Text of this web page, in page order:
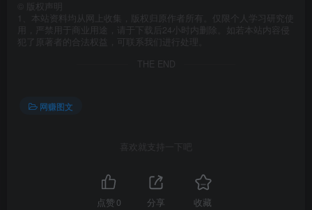
版权声明
1、本站资料均从网上收集，版权归原作者所有。仅限个人学习研究使
用，严禁用于商业用途，请于下载后24小时内删除。如若本站内容侵
犯了原著者的合法权益，可联系我们进行处理。
THE END
网赚图文
喜欢就支持一下吧
点赞 0 分享 收藏